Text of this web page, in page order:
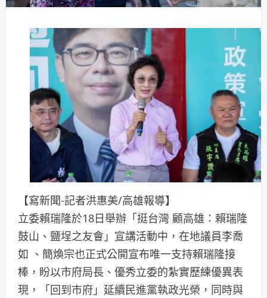
【寫新聞-記者洪惠美/高雄報導】
立委賴瑞隆於18日舉辦「挺台灣 顧高雄：賴瑞隆
鼓山、鹽埕之友會」宣講活動中，在地議員李喬
如 、簡煥宗也正式公開宣布唯一支持賴瑞隆接
棒，盼以市府局長、優秀立委的紮實歷練優異表
現，「回到市府」延續民進黨執政光榮，同時與